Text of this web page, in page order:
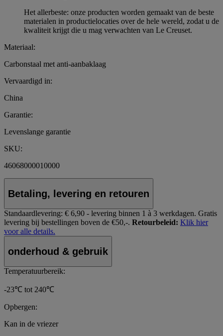
Het allerbeste: onze producten worden gemaakt van de beste
materialen in productielocaties over de hele wereld, zodat u de
kwaliteit krijgt die u mag verwachten van Le Creuset.
Materiaal:
Carbonstaal met anti-aanbaklaag
Vervaardigd in:
China
Garantie:
Levenslange garantie
SKU:
46068000010000
Betaling, levering en retouren
Standaardlevering: € 6,90 - levering binnen 1 à 3 werkdagen. Gratis
levering bij bestellingen boven de €50,-. Retourbeleid: Klik hier
voor alle details.
onderhoud & gebruik
Temperatuurbereik:
-23℃ tot 240℃
Opbergen:
Kan in de vriezer